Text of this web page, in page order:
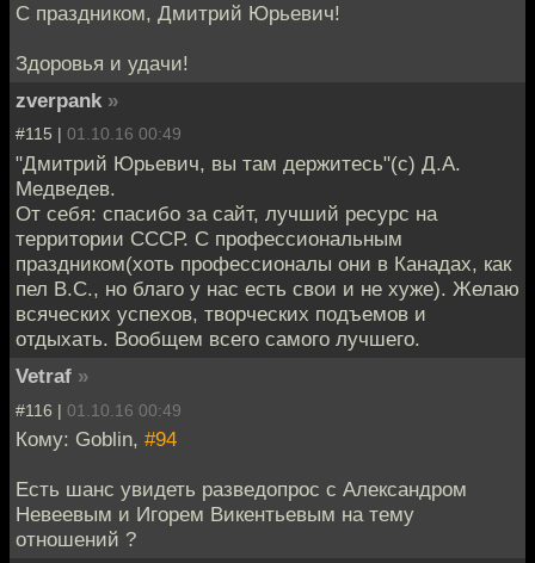
С праздником, Дмитрий Юрьевич!
Здоровья и удачи!
zverpank »
#115 | 01.10.16 00:49
"Дмитрий Юрьевич, вы там держитесь"(с) Д.А.
Медведев.
От себя: спасибо за сайт, лучший ресурс на
территории СССР. С профессиональным
праздником(хоть профессионалы они в Канадах, как
пел В.С., но благо у нас есть свои и не хуже). Желаю
всяческих успехов, творческих подъемов и
отдыхать. Вообщем всего самого лучшего.
Vetraf »
#116 | 01.10.16 00:49
Кому: Goblin, #94
Есть шанс увидеть разведопрос с Александром
Невеевым и Игорем Викентьевым на тему
отношений ?